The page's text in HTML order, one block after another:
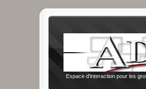
Espace d'interaction pour les